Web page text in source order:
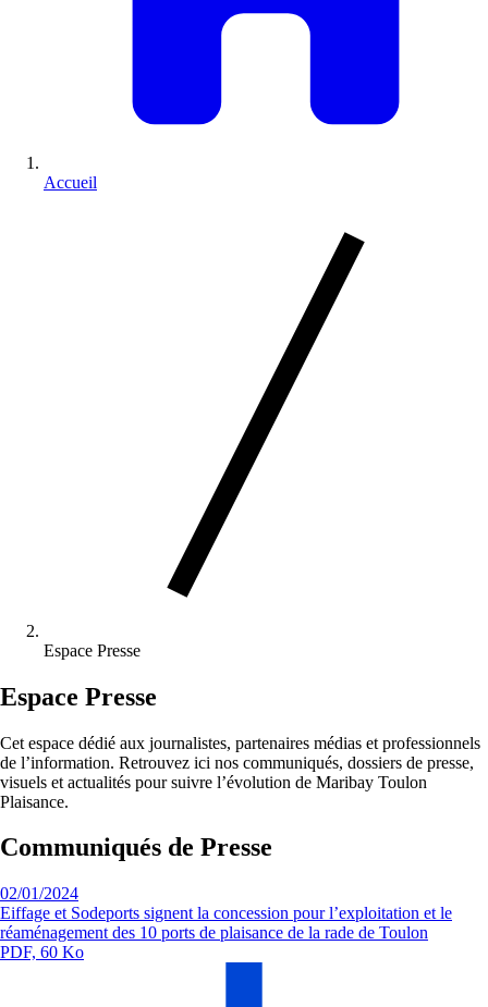
Accueil
Espace Presse
Espace Presse
Cet espace dédié aux journalistes, partenaires médias et professionnels
de l’information. Retrouvez ici nos communiqués, dossiers de presse,
visuels et actualités pour suivre l’évolution de Maribay Toulon
Plaisance.
Communiqués de Presse
02/01/2024
Eiffage et Sodeports signent la concession pour l’exploitation et le
réaménagement des 10 ports de plaisance de la rade de Toulon
PDF, 60 Ko